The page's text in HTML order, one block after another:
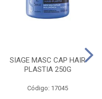
SIAGE MASC CAP HAIR
PLASTIA 250G
Código: 17045